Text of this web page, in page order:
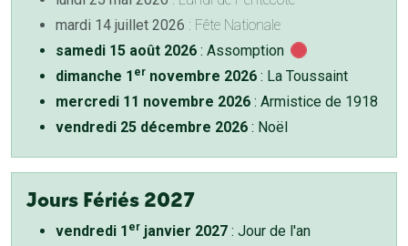
mardi 14 juillet 2026 : Fête Nationale
samedi 15 août 2026 : Assomption
dimanche 1 er novembre 2026 : La Toussaint
mercredi 11 novembre 2026 : Armistice de 1918
vendredi 25 décembre 2026 : Noël
Jours Fériés 2027
vendredi 1 er janvier 2027 : Jour de l'an